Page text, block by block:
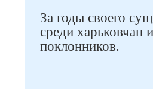
За годы своего
среди харьковчан
поклонников.